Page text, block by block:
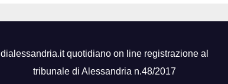
dialessandria.it quotidiano on line registrazione al
tribunale di Alessandria n.48/2017